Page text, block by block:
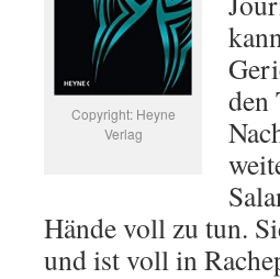
Copyright: Heyne
Verlag
den
Hände voll zu tun.
und ist voll in